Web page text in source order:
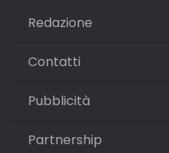
Redazione
Contatti
Pubblicità
Partnership